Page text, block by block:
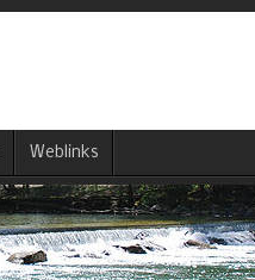
Weblinks